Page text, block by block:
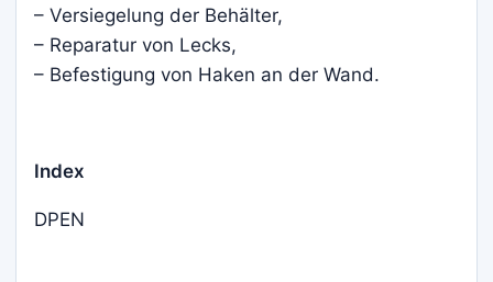
– Versiegelung der Behälter,
– Reparatur von Lecks,
– Befestigung von Haken an der Wand.
Index
DPEN